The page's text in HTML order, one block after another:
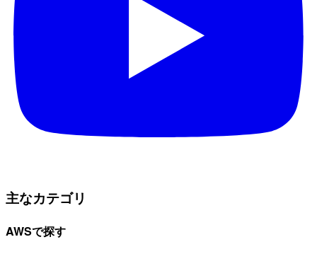
主なカテゴリ
AWSで探す